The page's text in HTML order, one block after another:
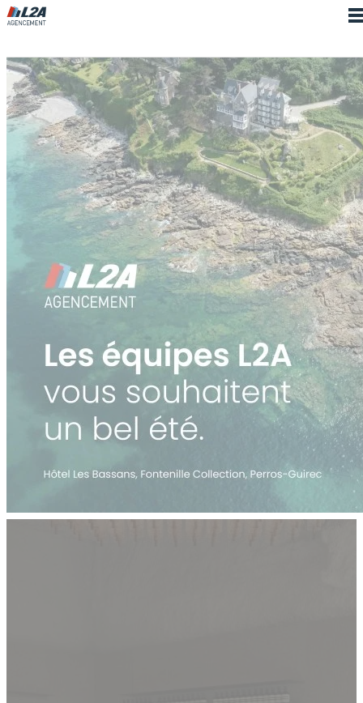
Cookies management panel